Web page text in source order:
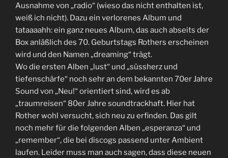
Ausnahme von „radio“ (wieso das nicht enthalten ist,
weiß ich nicht). Dazu ein verlorenes Album und
tataaaahh: ein ganz neues Album, das auch abseits der
Box anläßlich des 70. Geburtstags Rothers erscheinen
wird und den Namen „dreaming“ trägt.
Wo die ersten Alben „lust“ und „süssherz und
tiefenschärfe“ noch sehr an dem bekannten 70er Jahre
Sound von „Neu!“ orientiert sind, wird es ab
„traumreisen“ 80er Jahre soundtrackhaft. Hier hat
Rother wohl versucht, sich neu zu erfinden. Das gilt
noch mehr für die folgenden Alben „esperanza“ und
„remember“, die bei discogs passend unter Ambient
laufen. Leider muss man auch sagen, dass diese neuen